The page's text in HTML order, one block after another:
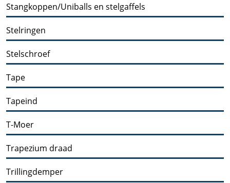
Stangkoppen/Uniballs en stelgaffels
Stelringen
Stelschroef
Tape
Tapeind
T-Moer
Trapezium draad
Trillingdemper